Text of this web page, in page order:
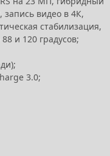
запись видео в 4К,
стабилизация,
и 120 градусов;
3.0;